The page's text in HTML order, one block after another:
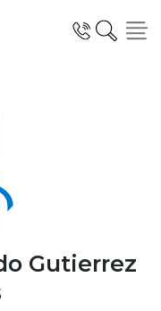
Gutierrez